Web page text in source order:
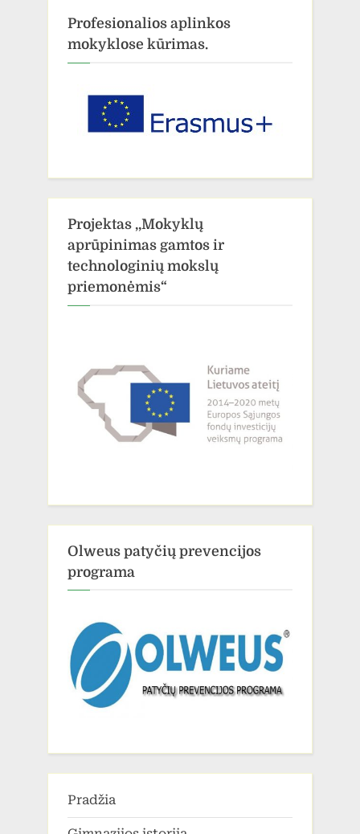
Profesionalios aplinkos
mokyklose kūrimas.
Projektas ,,Mokyklų
aprūpinimas gamtos ir
technologinių mokslų
priemonėmis“
Olweus patyčių prevencijos
programa
Pradžia